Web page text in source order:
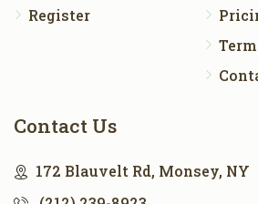
Register
Contact Us
172 Blauvelt Rd, Monsey, NY